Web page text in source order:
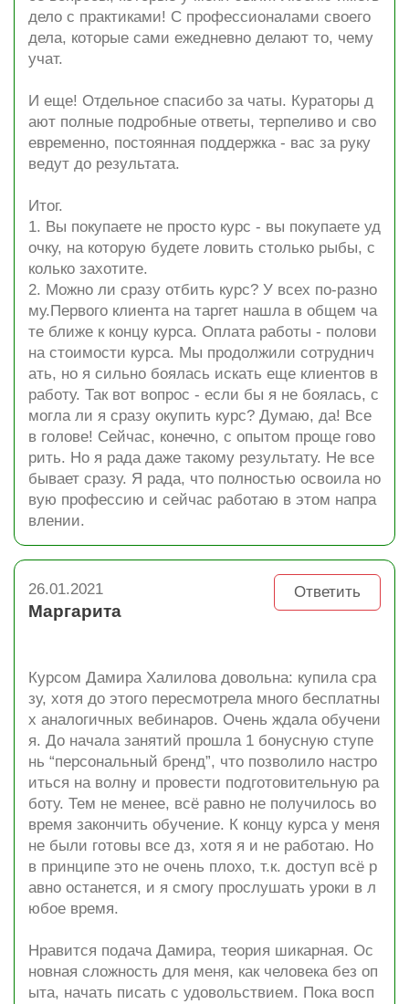
дело с практиками! С профессионалами своего
дела, которые сами ежедневно делают то, чему
учат.
И еще! Отдельное спасибо за чаты. Кураторы д
ают полные подробные ответы, терпеливо и сво
евременно, постоянная поддержка - вас за руку
ведут до результата.
Итог.
1. Вы покупаете не просто курс - вы покупаете уд
очку, на которую будете ловить столько рыбы, с
колько захотите.
2. Можно ли сразу отбить курс? У всех по-разно
му.Первого клиента на таргет нашла в общем ча
те ближе к концу курса. Оплата работы - полови
на стоимости курса. Мы продолжили сотруднич
ать, но я сильно боялась искать еще клиентов в
работу. Так вот вопрос - если бы я не боялась, с
могла ли я сразу окупить курс? Думаю, да! Все
в голове! Сейчас, конечно, с опытом проще гово
рить. Но я рада даже такому результату. Не все
бывает сразу. Я рада, что полностью освоила но
вую профессию и сейчас работаю в этом напра
влении.
Ответить
26.01.2021
Маргарита
Курсом Дамира Халилова довольна: купила сра
зу, хотя до этого пересмотрела много бесплатны
х аналогичных вебинаров. Очень ждала обучени
я. До начала занятий прошла 1 бонусную ступе
нь “персональный бренд”, что позволило настро
иться на волну и провести подготовительную ра
боту. Тем не менее, всё равно не получилось во
время закончить обучение. К концу курса у меня
не были готовы все дз, хотя я и не работаю. Но
в принципе это не очень плохо, т.к. доступ всё р
авно останется, и я смогу прослушать уроки в л
юбое время.
Нравится подача Дамира, теория шикарная. Ос
новная сложность для меня, как человека без оп
ыта, начать писать с удовольствием. Пока восп